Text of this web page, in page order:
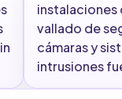
instalaciones
vallado de
cámaras y
intrusiones